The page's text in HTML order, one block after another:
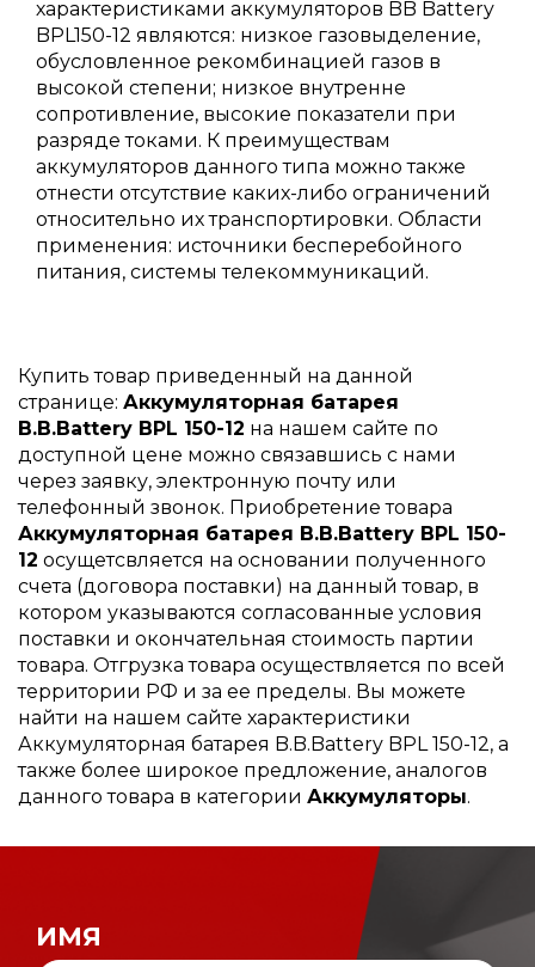
характеристиками аккумуляторов BB Battery
BPL150-12 являются: низкое газовыделение,
обусловленное рекомбинацией газов в
высокой степени; низкое внутренне
сопротивление, высокие показатели при
разряде токами. К преимуществам
аккумуляторов данного типа можно также
отнести отсутствие каких-либо ограничений
относительно их транспортировки. Области
применения: источники бесперебойного
питания, системы телекоммуникаций.
Купить товар приведенный на данной
странице: Аккумуляторная батарея
B.B.Battery BPL 150-12 на нашем сайте по
доступной цене можно связавшись с нами
через заявку, электронную почту или
телефонный звонок. Приобретение товара
Аккумуляторная батарея B.B.Battery BPL 150-
12 осущетсвляется на основании полученного
счета (договора поставки) на данный товар, в
котором указываются согласованные условия
поставки и окончательная стоимость партии
товара. Отгрузка товара осуществляется по всей
территории РФ и за ее пределы. Вы можете
найти на нашем сайте характеристики
Аккумуляторная батарея B.B.Battery BPL 150-12, а
также более широкое предложение, аналогов
данного товара в категории Аккумуляторы.
ИМЯ